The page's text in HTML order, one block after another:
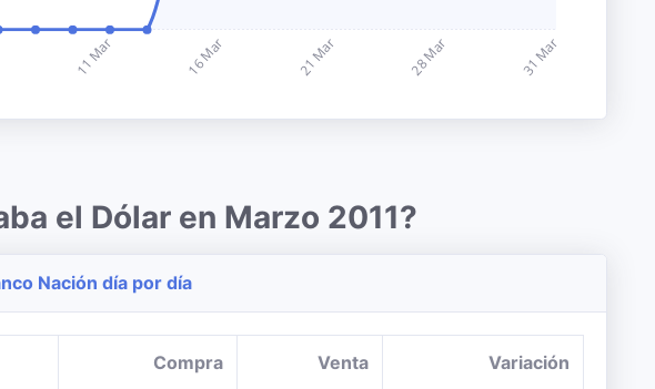
el Dólar en Marzo 2011?
Nación día por día
Compra Venta Variación